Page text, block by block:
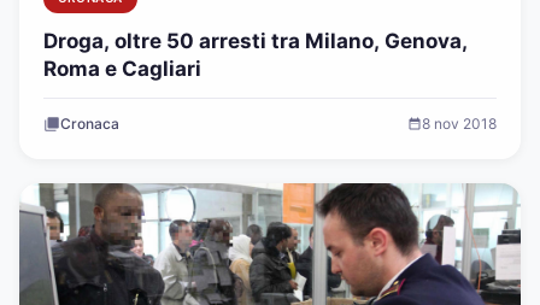
Droga, oltre 50 arresti tra Milano, Genova,
Roma e Cagliari
Cronaca 8 nov 2018